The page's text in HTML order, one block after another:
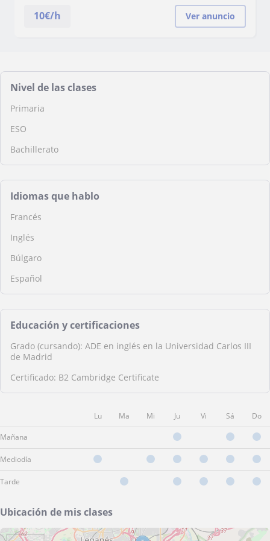
10€/h Ver anuncio
Nivel de las clases
Primaria
ESO
Bachillerato
Idiomas que hablo
Francés
Inglés
Búlgaro
Español
Educación y certificaciones
Grado (cursando): ADE en inglés en la Universidad Carlos III
de Madrid
Certificado: B2 Cambridge Certificate
Lu Ma Mi Ju Vi Sá Do
Mañana
Mediodía
Tarde
Ubicación de mis clases